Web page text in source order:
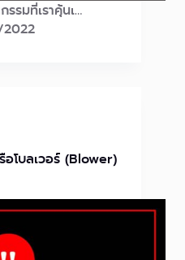
รมที่เราคุ้นเ…
อโบลเวอร์ (Blower)